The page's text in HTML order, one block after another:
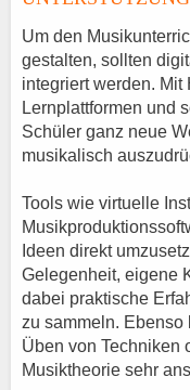
Um den
gestalten, sollten
integriert werden. Mit
Lernplattformen und
Schüler ganz neue
musikalisch
Tools wie virtuelle
Ideen direkt
Gelegenheit, eigene
dabei praktische
zu sammeln.
Üben von Techniken
Musiktheorie sehr